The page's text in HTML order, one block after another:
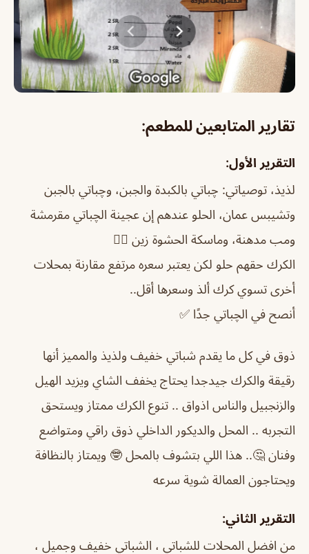
تقارير المتابعين للمطعم:
التقرير الأول:
لذيذ، توصياتي: چباتي بالكبدة والجبن، وچباتي بالجبن
وتشيبس عمان، الحلو عندهم إن عجينة الچباتي مقرمشة
ومب مدهنة، وماسكة الحشوة زين 👌🏼
الكرك حقهم حلو لكن يعتبر سعره مرتفع مقارنة بمحلات
أخرى تسوي كرك ألذ وسعرها أقل..
أنصح في الچباتي جدًا ✅
ذوق في كل ما يقدم شباتي خفيف ولذيذ والمميز أنها
رقيقة والكرك جيدجدا يحتاج يخفف الشاي ويزيد الهيل
والزنجبيل والناس اذواق .. تنوع الكرك ممتاز ويستحق
التجربه .. المحل والديكور الداخلي ذوق راقي ومتواضع
وفنان 🤔.. هذا اللي بتشوف بالمحل 🤓 ويمتاز بالنظافة
ويحتاجون العمالة شوية سرعه
التقرير الثاني:
من افضل المحلات للشباتي ، الشباتي خفيف وجميل ،